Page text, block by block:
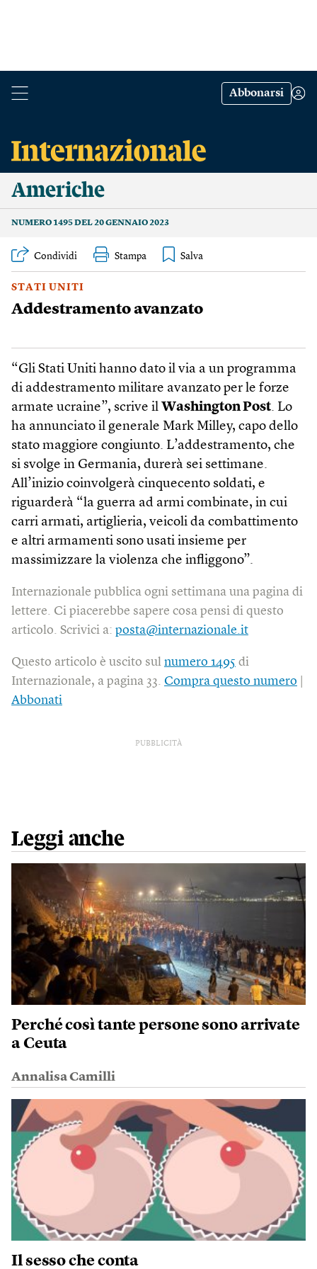
Abbonarsi
Americhe
NUMERO 1495 DEL 20 GENNAIO 2023
Condividi Stampa
STATI UNITI
Addestramento avanzato
“Gli Stati Uniti hanno dato il via a un programma
di addestramento militare avanzato per le forze
armate ucraine”, scrive il Washington Post. Lo
ha annunciato il generale Mark Milley, capo dello
stato maggiore congiunto. L’addestramento, che
si svolge in Germania, durerà sei settimane.
All’inizio coinvolgerà cinquecento soldati, e
riguarderà “la guerra ad armi combinate, in cui
carri armati, artiglieria, veicoli da combattimento
e altri armamenti sono usati insieme per
massimizzare la violenza che infliggono”.
Internazionale pubblica ogni settimana una pagina di
lettere. Ci piacerebbe sapere cosa pensi di questo
articolo. Scrivici a: posta@internazionale.it
Questo articolo è uscito sul numero 1495 di
Internazionale, a pagina 33. Compra questo numero
Abbonati
PUBBLICITÀ
Leggi anche
Perché così tante persone sono arrivate
a Ceuta
Annalisa Camilli
Il sesso che conta